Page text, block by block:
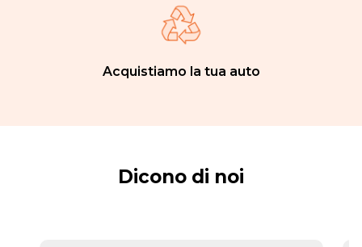
Acquistiamo la tua auto
Dicono di noi